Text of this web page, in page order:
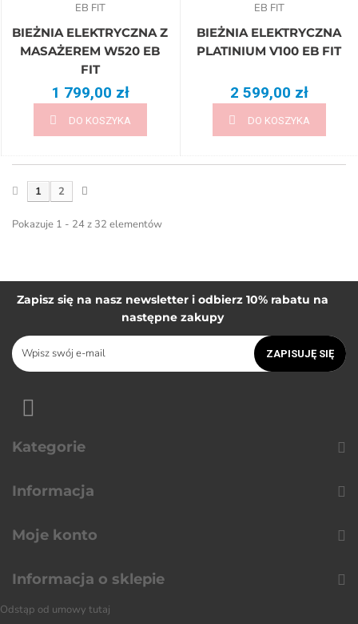
EB FIT
BIEŻNIA ELEKTRYCZNA Z
MASAŻEREM W520 EB
FIT
1 799,00 zł
DO KOSZYKA
EB FIT
BIEŻNIA ELEKTRYCZNA
PLATINIUM V100 EB FIT
2 599,00 zł
DO KOSZYKA
1 2
Pokazuje 1 - 24 z 32 elementów
Zapisz się na nasz newsletter i odbierz 10% rabatu na
następne zakupy
ZAPISUJĘ SIĘ
Kategorie
Informacja
Moje konto
Informacja o sklepie
Odstąp od umowy tutaj